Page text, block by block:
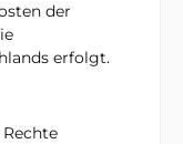
der
erfolgt.